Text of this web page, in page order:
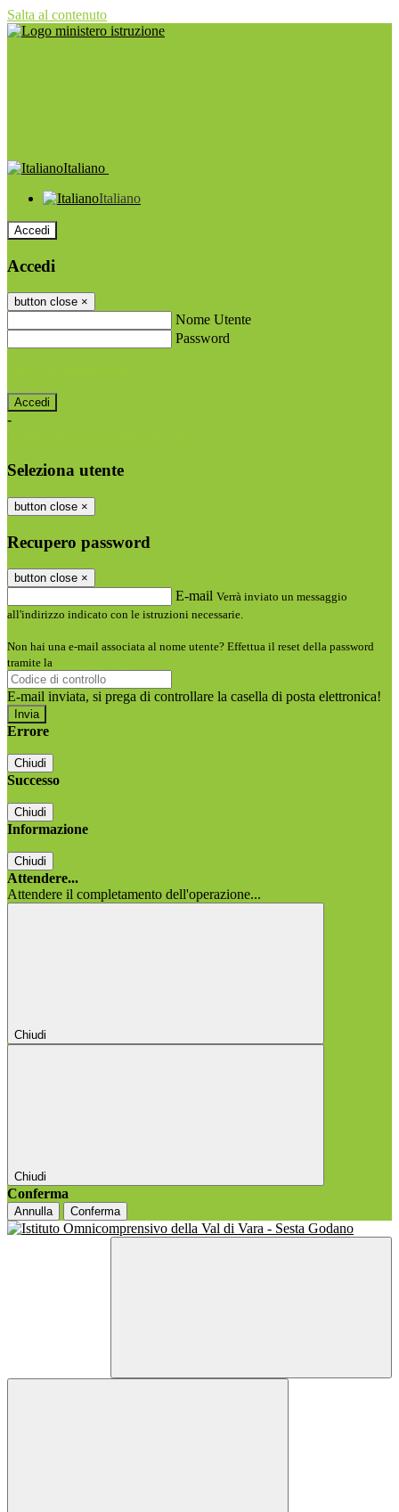
Salta al contenuto
Italiano
Italiano
Accedi
Accedi
button close ×
Nome Utente
Password
-
Seleziona utente
button close ×
Recupero password
button close ×
E-mail Verrà inviato un messaggio
all'indirizzo indicato con le istruzioni necessarie.
Non hai una e-mail associata al nome utente? Effettua il reset della password
tramite la
E-mail inviata, si prega di controllare la casella di posta elettronica!
Errore
Chiudi
Successo
Chiudi
Informazione
Chiudi
Attendere...
Attendere il completamento dell'operazione...
Chiudi
Chiudi
Conferma
Annulla Conferma